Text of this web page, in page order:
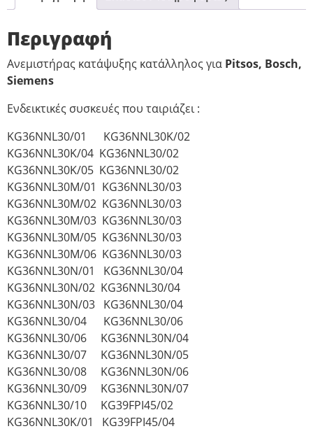
Περιγραφή
Ανεμιστήρας κατάψυξης κατάλληλος για Pitsos, Bosch,
Siemens
Ενδεικτικές συσκευές που ταιριάζει :
KG36NNL30/01 KG36NNL30K/02
KG36NNL30K/04 KG36NNL30/02
KG36NNL30K/05 KG36NNL30/02
KG36NNL30M/01 KG36NNL30/03
KG36NNL30M/02 KG36NNL30/03
KG36NNL30M/03 KG36NNL30/03
KG36NNL30M/05 KG36NNL30/03
KG36NNL30M/06 KG36NNL30/03
KG36NNL30N/01 KG36NNL30/04
KG36NNL30N/02 KG36NNL30/04
KG36NNL30N/03 KG36NNL30/04
KG36NNL30/04 KG36NNL30/06
KG36NNL30/06 KG36NNL30N/04
KG36NNL30/07 KG36NNL30N/05
KG36NNL30/08 KG36NNL30N/06
KG36NNL30/09 KG36NNL30N/07
KG36NNL30/10 KG39FPI45/02
KG36NNL30K/01 KG39FPI45/04